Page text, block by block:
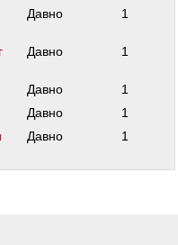
Давно 1
Давно 1
Давно
1
Давно
1
Давно 1